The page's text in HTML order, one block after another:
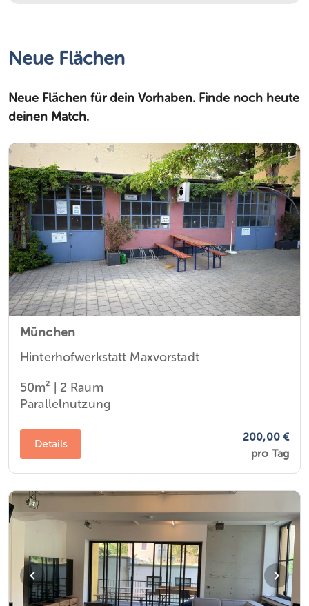
Neue Flächen
Neue Flächen für dein Vorhaben. Finde noch heute
deinen Match.
München
Hinterhofwerkstatt Maxvorstadt
50m² | 2 Raum
Parallelnutzung
Details
200,00 €
pro Tag